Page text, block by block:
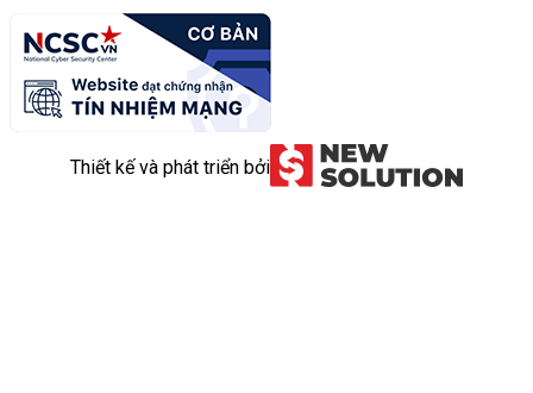
Thiết kế và phát triển bởi